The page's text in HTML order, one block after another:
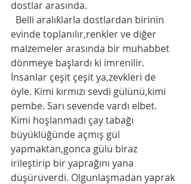
dostlar arasında.
Belli aralıklarla dostlardan birinin
evinde toplanılır,renkler ve diğer
malzemeler arasında bir muhabbet
dönmeye başlardı ki imrenilir.
İnsanlar çeşit çeşit ya,zevkleri de
öyle. Kimi kırmızı sevdi gülünü,kimi
pembe. Sarı sevende vardı elbet.
Kimi hoşlanmadı çay tabağı
büyüklüğünde açmış gül
yapmaktan,gonca gülü biraz
irileştirip bir yaprağını yana
düşürüverdi. Olgunlaşmadan yaprak